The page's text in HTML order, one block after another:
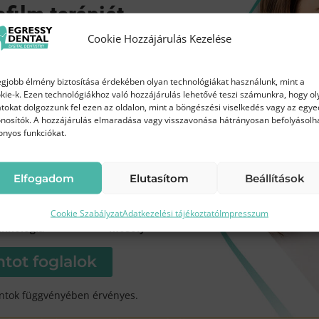
Cookie Hozzájárulás Kezelése
élmény biztosítása érdekében olyan technológiákat használunk, mint a
k. Ezen technológiákhoz való hozzájárulás lehetővé teszi számunkra, hogy
dolgozzunk fel ezen az oldalon, mint a böngészési viselkedés vagy az
A hozzájárulás elmaradása vagy visszavonása hátrányosan
funkciókat.
Elfogadom Elutasítom Beállítások
Cookie SzabályzatAdatkezelési tájékoztatóImpresszum
a fogsor a mini implantátumon, mint a
rögzített fogsor sem billeg, sem mozog.
2 db, felülre 4 db implantátum kerül beültetésre,
rögzítő elemek segítségével tökéletesen
függ a beültetett implantátumok számától, de
fájdalommentesen történik. Mini
az ínyen keresztül történik. Mivel nincs feltárás, így
terápiát
Egressy Dentalnál
45 000 Ft
Frissebb, tisztább
foglalok
függvényében érvényes.